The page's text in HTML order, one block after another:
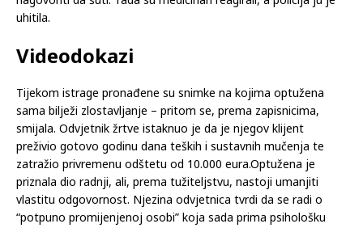
Kad su službe stigle, žena je pokušala umanjiti ozbiljnost
promijenila kada je u vozilu hitne pomoći žrtvu pokušala
nagovoriti da šuti. Tada su medicinari reagirali, a policija ju je
Videodokazi
Tijekom istrage pronađene su snimke na kojima optužena
sama bilježi zlostavljanje – pritom se, prema zapisnicima,
smijala. Odvjetnik žrtve istaknuo je da je njegov klijent
preživio gotovo godinu dana teških i sustavnih mučenja te